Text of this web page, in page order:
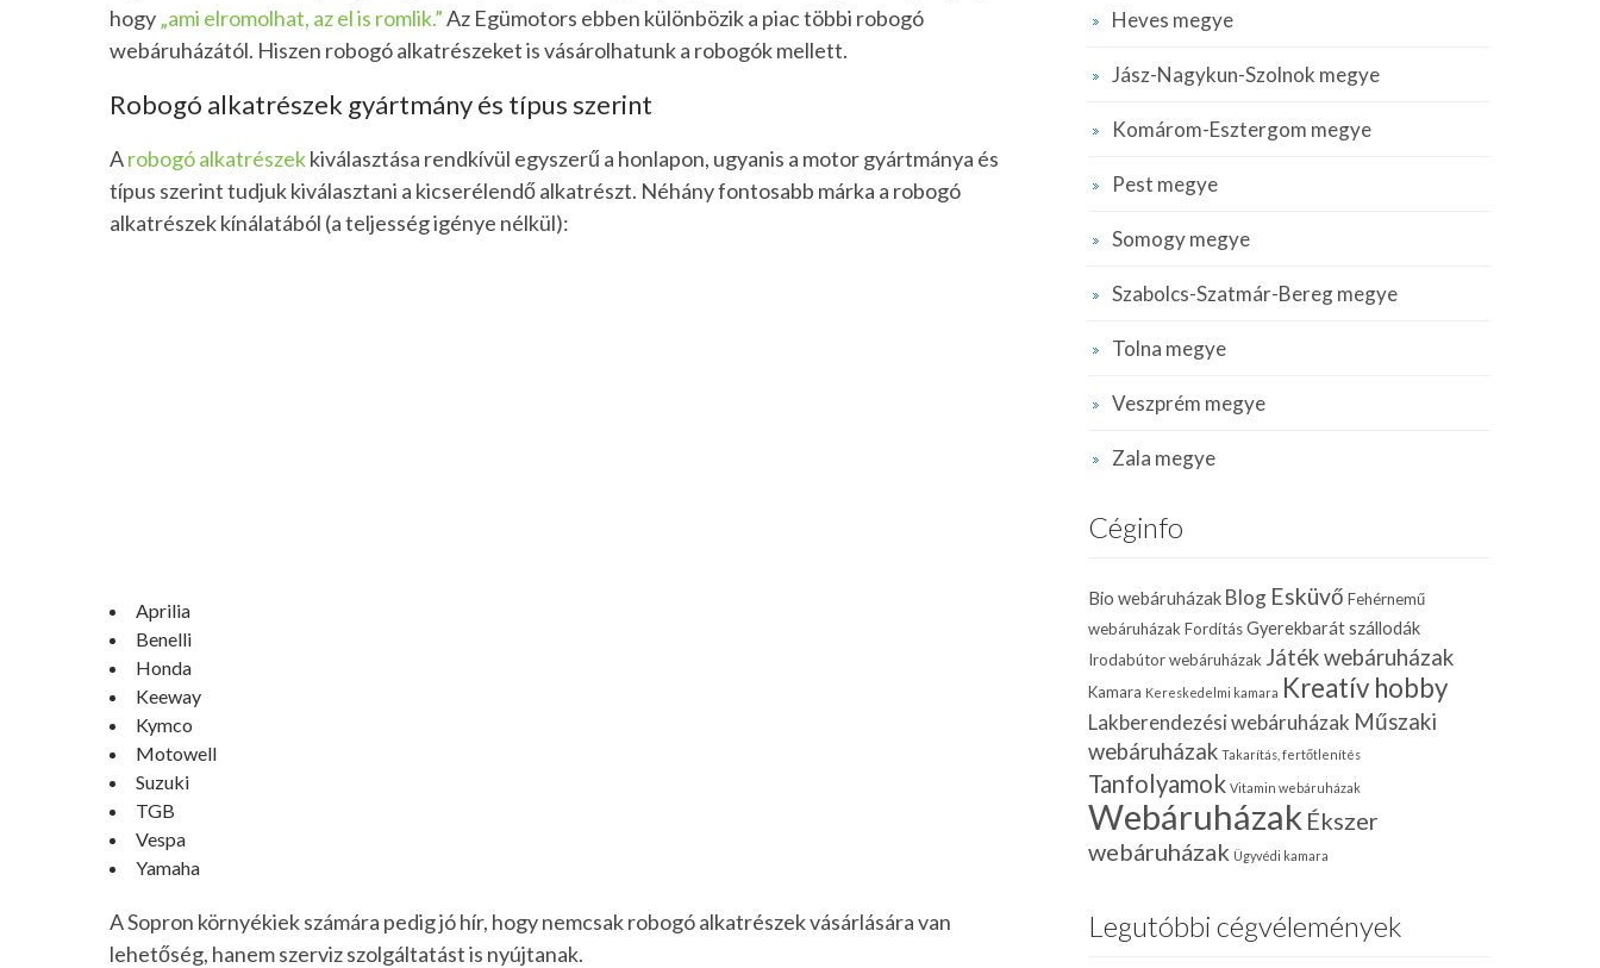
hogy„ami elromolhat, az el is romlik.”Az Egümotors ebben különbözik a piac többi robogó
webáruházától. Hiszen robogó alkatrészeket is vásárolhatunk a robogók mellett.
Robogó alkatrészek gyártmány és típus szerint
Arobogó alkatrészekkiválasztása rendkívül egyszerű a honlapon, ugyanis a motor gyártmánya és
típus szerint tudjuk kiválasztani a kicserélendő alkatrészt. Néhány fontosabb márka a robogó
alkatrészek kínálatából (a teljesség igénye nélkül):
Aprilia
Benelli
Honda
Keeway
Kymco
Motowell
Suzuki
TGB
Vespa
Yamaha
A Sopron környékiek számára pedig jó hír, hogy nemcsak robogó alkatrészek vásárlására van
lehetőség, hanem szerviz szolgáltatást is nyújtanak.
Heves megye
Jász-Nagykun-Szolnok megye
Komárom-Esztergom megye
Pest megye
Somogy megye
Szabolcs-Szatmár-Bereg megye
Tolna megye
Veszprém megye
Zala megye
Céginfo
Bio webáruházak Blog Esküvő Fehérnemű
webáruházak FordításGyerekbarát szállodák
Irodabútor webáruházak Játék webáruházak
Kamara Kereskedelmi kamara Kreatív hobby
Lakberendezési webáruházak Műszaki
webáruházak Takarítás, fertőtlenítés
Tanfolyamok Vitamin webáruházak
Webáruházak Ékszer
webáruházak Ügyvédi kamara
Legutóbbi cégvélemények